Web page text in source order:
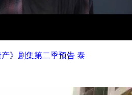
产》剧集第二季预告 泰